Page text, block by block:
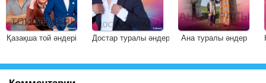
Қазақша той әндері Достар туралы әндер Ана туралы әндер